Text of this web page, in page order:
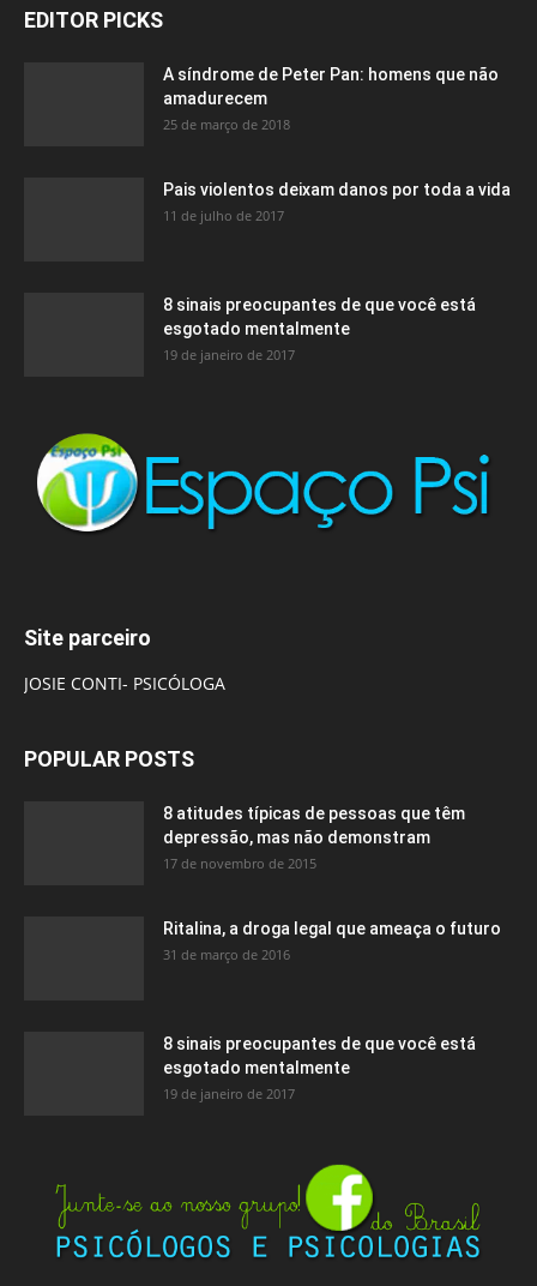
EDITOR PICKS
A síndrome de Peter Pan: homens que não
amadurecem
25 de março de 2018
Pais violentos deixam danos por toda a vida
11 de julho de 2017
8 sinais preocupantes de que você está
esgotado mentalmente
19 de janeiro de 2017
Site parceiro
JOSIE CONTI- PSICÓLOGA
POPULAR POSTS
8 atitudes típicas de pessoas que têm
depressão, mas não demonstram
17 de novembro de 2015
Ritalina, a droga legal que ameaça o futuro
31 de março de 2016
8 sinais preocupantes de que você está
esgotado mentalmente
19 de janeiro de 2017